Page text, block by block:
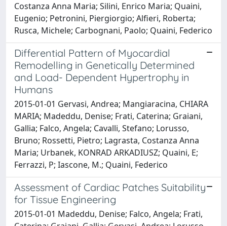
Costanza Anna Maria; Silini, Enrico Maria; Quaini,
Eugenio; Petronini, Piergiorgio; Alfieri, Roberta;
Rusca, Michele; Carbognani, Paolo; Quaini, Federico
Differential Pattern of Myocardial
Remodelling in Genetically Determined
and Load- Dependent Hypertrophy in
Humans
2015-01-01 Gervasi, Andrea; Mangiaracina, CHIARA
MARIA; Madeddu, Denise; Frati, Caterina; Graiani,
Gallia; Falco, Angela; Cavalli, Stefano; Lorusso,
Bruno; Rossetti, Pietro; Lagrasta, Costanza Anna
Maria; Urbanek, KONRAD ARKADIUSZ; Quaini, E;
Ferrazzi, P; Iascone, M.; Quaini, Federico
Assessment of Cardiac Patches Suitability
for Tissue Engineering
2015-01-01 Madeddu, Denise; Falco, Angela; Frati,